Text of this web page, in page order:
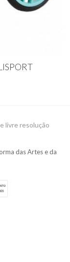
livre resolução
das Artes e da